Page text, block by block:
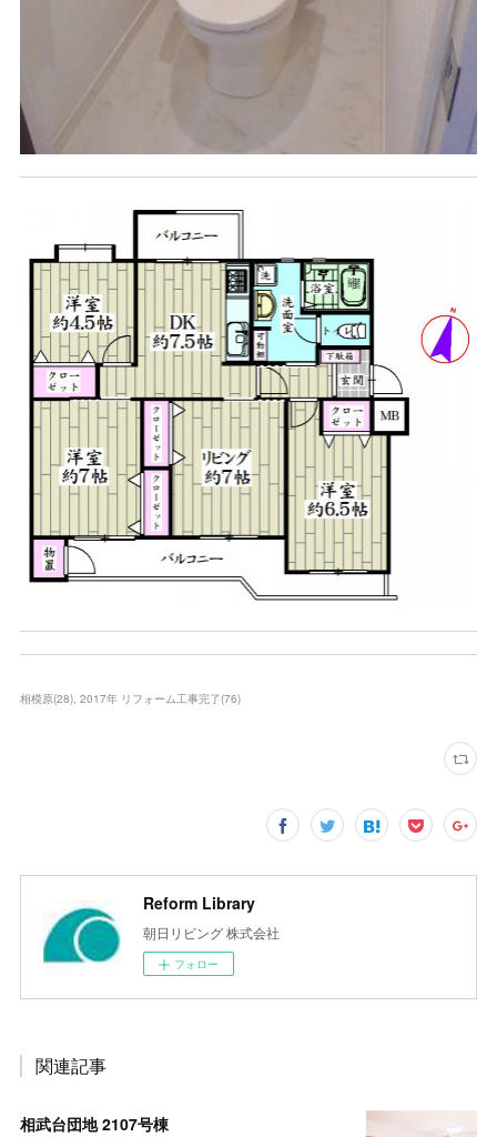
相模原(28) 2017年 リフォーム工事完了(76)
Reform Library
朝日リビング 株式会社
フォロー
関連記事
相武台団地 2107号棟